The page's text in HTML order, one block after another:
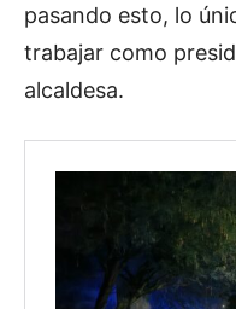
pasando esto, lo
trabajar como
alcaldesa.